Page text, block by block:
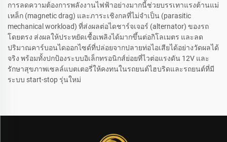
การลดความต้องการพลังงานไฟฟ้าอย่างมากนี้ช่วยบรรเทาแรงต้านแม่
เหล็ก (magnetic drag) และภาระเชิงกลที่ไม่จำเป็น (parasitic
mechanical workload) ที่ส่งผลต่อไดชาร์จเจอร์ (alternator) ของรถ
โดยตรง ส่งผลให้ประหยัดเชื้อเพลิงได้มากขึ้นต่อกิโลเมตร และลด
ปริมาณคาร์บอนไดออกไซด์ที่ปล่อยจากปลายท่อไอเสียได้อย่างวัดผลได้
จริง พร้อมทั้งปกป้องระบบอิเล็กทรอนิกส์ย่อยที่ไวต่อแรงดัน 12V และ
รักษาสุขภาพเซลล์แบตเตอรี่ให้คงทนในรถยนต์ไฮบริดและรถยนต์ที่มี
ระบบ start-stop รุ่นใหม่